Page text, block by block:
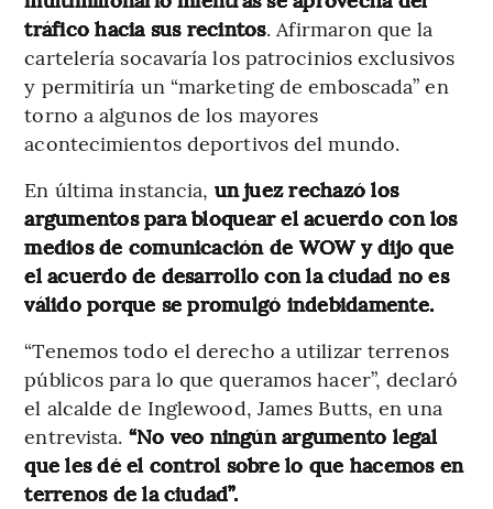
tráfico hacia sus recintos. Afirmaron que la
cartelería socavaría los patrocinios exclusivos
y permitiría un “marketing de emboscada” en
torno a algunos de los mayores
acontecimientos deportivos del mundo.
En última instancia, un juez rechazó los
argumentos para bloquear el acuerdo con los
medios de comunicación de WOW y dijo que
el acuerdo de desarrollo con la ciudad no es
válido porque se promulgó indebidamente.
“Tenemos todo el derecho a utilizar terrenos
públicos para lo que queramos hacer”, declaró
el alcalde de Inglewood, James Butts, en una
entrevista. “No veo ningún argumento legal
que les dé el control sobre lo que hacemos en
terrenos de la ciudad”.